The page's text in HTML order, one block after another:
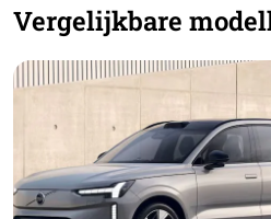
Vergelijkbare